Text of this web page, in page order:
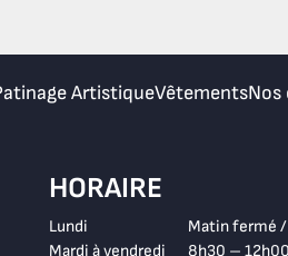
ArtistiqueVêtements
HORAIRE
Lundi
Matin fermé
Mardi à vendredi
8h30 –